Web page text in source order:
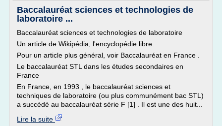
Baccalauréat sciences et technologies de
laboratoire ...
Baccalauréat sciences et technologies de laboratoire
Un article de Wikipédia, l'encyclopédie libre.
Pour un article plus général, voir Baccalauréat en France .
Le baccalauréat STL dans les études secondaires en
France
En France, en 1993 , le baccalauréat sciences et
techniques de laboratoire (ou plus communément bac STL)
a succédé au baccalauréat série F [1] . Il est une des huit...
Lire la suite